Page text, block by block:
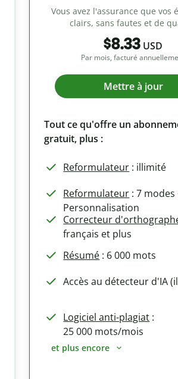
Vous avez l'assurance que vos
clairs, sans fautes et de
$8.33 USD
Par mois, facturé
Mettre à jour
Tout ce qu'offre un
gratuit, plus :
Reformulateur : illimité
Reformulateur : 7 modes
Personnalisation
Correcteur
français et plus
Résumé : 6 000 mots
Accès au détecteur d'IA
Logiciel anti-plagiat :
25 000 mots/mois
et plus encore